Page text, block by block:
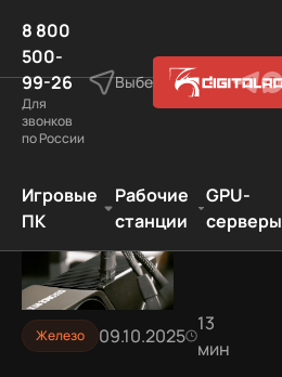
8 800
500-
99-26
Для
звонков
по России
Выберите город
Игровые
ПК
Рабочие
станции
GPU-
серверы
Железо 09.10.2025
13
мин